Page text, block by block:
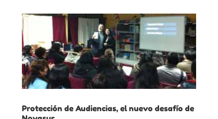
Protección de Audiencias, el nuevo desafío de